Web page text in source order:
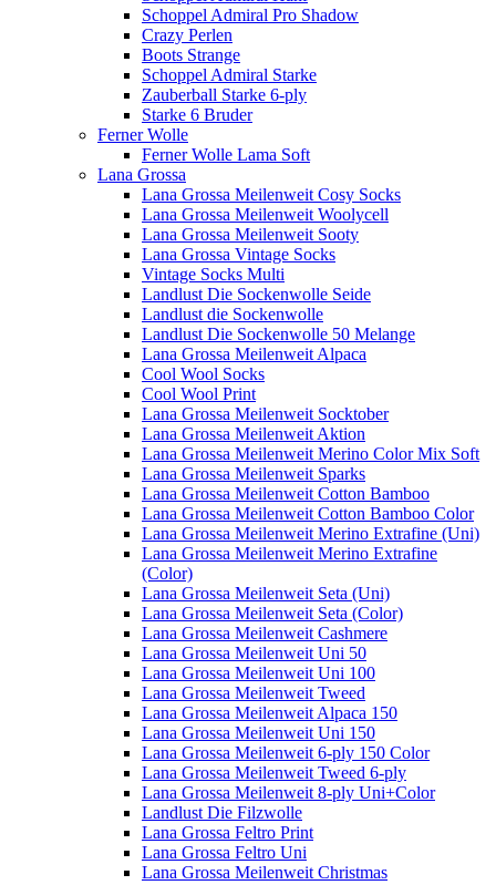
Schoppel Admiral Pro Shadow
Crazy Perlen
Boots Strange
Schoppel Admiral Starke
Zauberball Starke 6-ply
Starke 6 Bruder
Ferner Wolle
Ferner Wolle Lama Soft
Lana Grossa
Lana Grossa Meilenweit Cosy Socks
Lana Grossa Meilenweit Woolycell
Lana Grossa Meilenweit Sooty
Lana Grossa Vintage Socks
Vintage Socks Multi
Landlust Die Sockenwolle Seide
Landlust die Sockenwolle
Landlust Die Sockenwolle 50 Melange
Lana Grossa Meilenweit Alpaca
Cool Wool Socks
Cool Wool Print
Lana Grossa Meilenweit Socktober
Lana Grossa Meilenweit Aktion
Lana Grossa Meilenweit Merino Color Mix Soft
Lana Grossa Meilenweit Sparks
Lana Grossa Meilenweit Cotton Bamboo
Lana Grossa Meilenweit Cotton Bamboo Color
Lana Grossa Meilenweit Merino Extrafine (Uni)
Lana Grossa Meilenweit Merino Extrafine
(Color)
Lana Grossa Meilenweit Seta (Uni)
Lana Grossa Meilenweit Seta (Color)
Lana Grossa Meilenweit Cashmere
Lana Grossa Meilenweit Uni 50
Lana Grossa Meilenweit Uni 100
Lana Grossa Meilenweit Tweed
Lana Grossa Meilenweit Alpaca 150
Lana Grossa Meilenweit Uni 150
Lana Grossa Meilenweit 6-ply 150 Color
Lana Grossa Meilenweit Tweed 6-ply
Lana Grossa Meilenweit 8-ply Uni+Color
Landlust Die Filzwolle
Lana Grossa Feltro Print
Lana Grossa Feltro Uni
Lana Grossa Meilenweit Christmas